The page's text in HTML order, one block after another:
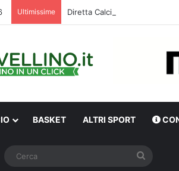
Ultimissime Diretta Calciomercato
BASKET ALTRI SPORT
WhatsApp